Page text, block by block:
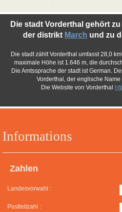
Informations
Zahlen
Landesvorwahl :
Postleitzahl :
Die stadt Vorderthal gehört
der distrikt March und zu
Die stadt zählt Vorderthal umfasst 28,0
maximale Höhe ist 1.646 m, die
Die Amtssprache der stadt ist German.
Vorderthal, der englische
Die Website von Vorderthal